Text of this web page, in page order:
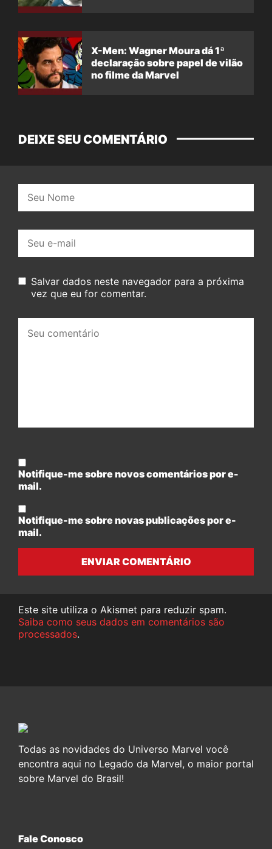
X-Men: Wagner Moura dá 1ª
declaração sobre papel de vilão
no filme da Marvel
DEIXE SEU COMENTÁRIO
mail:
Salvar dados neste navegador para a próxima
vez que eu for comentar.
comentário:
Notifique-me sobre novos comentários por e-
mail.
Notifique-me sobre novas publicações por e-
mail.
ENVIAR COMENTÁRIO
Este site utiliza o Akismet para reduzir spam.
Saiba como seus dados em comentários são
processados.
Todas as novidades do Universo Marvel você
encontra aqui no Legado da Marvel, o maior portal
sobre Marvel do Brasil!
Fale Conosco